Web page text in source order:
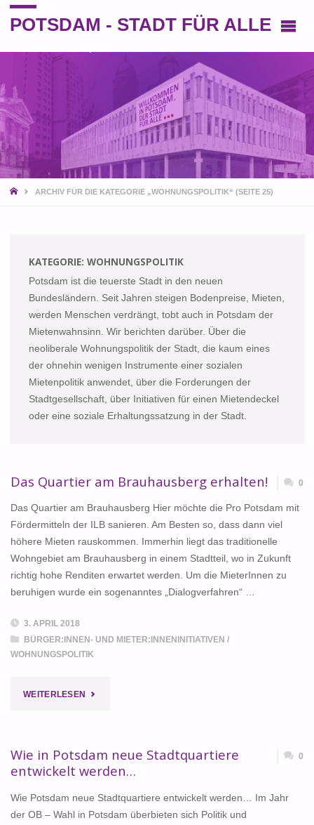
POTSDAM - STADT FÜR ALLE
STARTARCHIV FÜR DIE KATEGORIE „WOHNUNGSPOLITIK“ (SEITE 25)
KATEGORIE: WOHNUNGSPOLITIK
Potsdam ist die teuerste Stadt in den neuen
Bundesländern. Seit Jahren steigen Bodenpreise, Mieten,
werden Menschen verdrängt, tobt auch in Potsdam der
Mietenwahnsinn. Wir berichten darüber. Über die
neoliberale Wohnungspolitik der Stadt, die kaum eines
der ohnehin wenigen Instrumente einer sozialen
Mietenpolitik anwendet, über die Forderungen der
Stadtgesellschaft, über Initiativen für einen Mietendeckel
oder eine soziale Erhaltungssatzung in der Stadt.
Das Quartier am Brauhausberg erhalten! 0
Das Quartier am Brauhausberg Hier möchte die Pro Potsdam mit
Fördermitteln der ILB sanieren. Am Besten so, dass dann viel
höhere Mieten rauskommen. Immerhin liegt das traditionelle
Wohngebiet am Brauhausberg in einem Stadtteil, wo in Zukunft
richtig hohe Renditen erwartet werden. Um die MieterInnen zu
beruhigen wurde ein sogenanntes „Dialogverfahren“ …
3. APRIL 2018
BÜRGER:INNEN- UND MIETER:INNENINITIATIVEN /
WOHNUNGSPOLITIK
WEITERLESEN "DAS
AM
BRAUHAUSBERG
ERHALTEN!"
Wie in Potsdam neue Stadtquartiere
entwickelt werden…
0
Wie Potsdam neue Stadtquartiere entwickelt werden… Im Jahr
der OB – Wahl in Potsdam überbieten sich Politik und